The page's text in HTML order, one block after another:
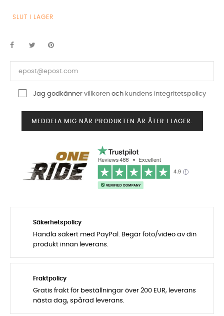
SLUT I LAGER
Jag godkänner villkorenoch kundens integritetspolicy
MEDDELA MIG NÄR PRODUKTEN ÄR ÅTER I LAGER.
Säkerhetspolicy
Handla säkert med PayPal. Begär foto/video av din
produkt innan leverans.
Fraktpolicy
Gratis frakt för beställningar över 200 EUR, leverans
nästa dag, spårad leverans.